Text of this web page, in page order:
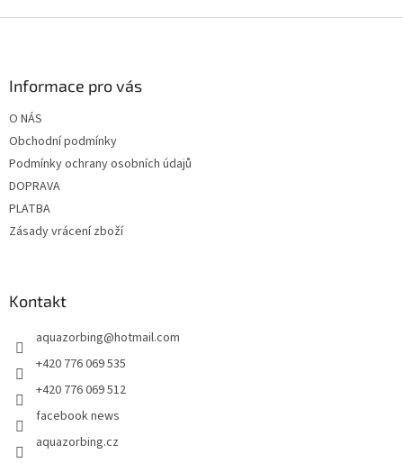
Informace pro vás
O NÁS
Obchodní podmínky
Podmínky ochrany osobních údajů
DOPRAVA
PLATBA
Zásady vrácení zboží
Kontakt
aquazorbing@hotmail.com
+420 776 069 535
+420 776 069 512
facebook news
aquazorbing.cz